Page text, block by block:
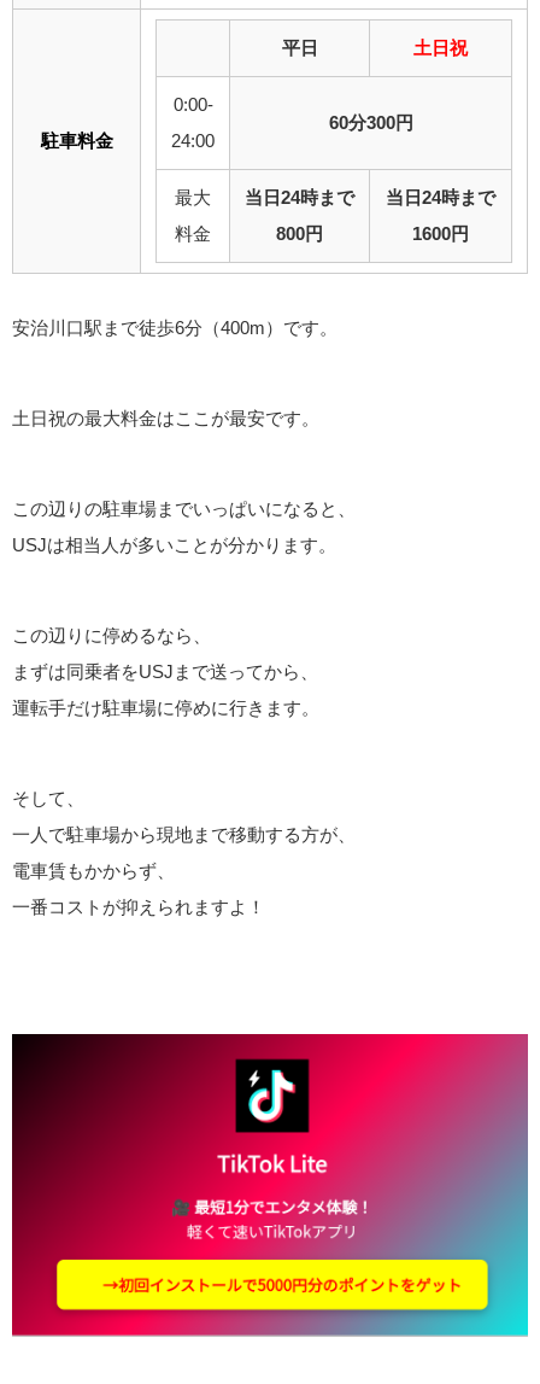
駐車料金
平日 土日祝
0:00-
24:00
60分300円
最大
料金
当日24時まで
800円
当日24時まで
1600円
安治川口駅まで徒歩6分（400m）です。
土日祝の最大料金はここが最安です。
この辺りの駐車場までいっぱいになると、
USJは相当人が多いことが分かります。
この辺りに停めるなら、
まずは同乗者をUSJまで送ってから、
運転手だけ駐車場に停めに行きます。
そして、
一人で駐車場から現地まで移動する方が、
電車賃もかからず、
一番コストが抑えられますよ！